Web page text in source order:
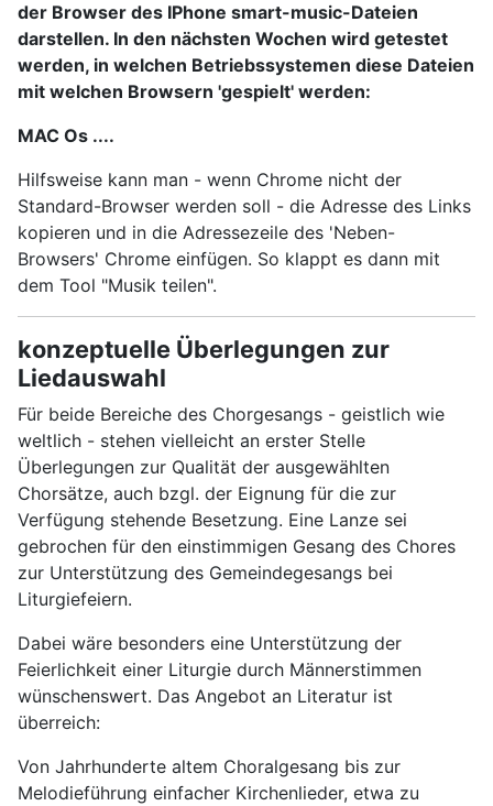
der Browser des IPhone smart-music-Dateien
darstellen. In den nächsten Wochen wird getestet
werden, in welchen Betriebssystemen diese Dateien
mit welchen Browsern 'gespielt' werden:
MAC Os ....
Hilfsweise kann man - wenn Chrome nicht der
Standard-Browser werden soll - die Adresse des Links
kopieren und in die Adressezeile des 'Neben-
Browsers' Chrome einfügen. So klappt es dann mit
dem Tool "Musik teilen".
konzeptuelle Überlegungen zur
Liedauswahl
Für beide Bereiche des Chorgesangs - geistlich wie
weltlich - stehen vielleicht an erster Stelle
Überlegungen zur Qualität der ausgewählten
Chorsätze, auch bzgl. der Eignung für die zur
Verfügung stehende Besetzung. Eine Lanze sei
gebrochen für den einstimmigen Gesang des Chores
zur Unterstützung des Gemeindegesangs bei
Liturgiefeiern.
Dabei wäre besonders eine Unterstützung der
Feierlichkeit einer Liturgie durch Männerstimmen
wünschenswert. Das Angebot an Literatur ist
überreich:
Von Jahrhunderte altem Choralgesang bis zur
Melodieführung einfacher Kirchenlieder, etwa zu